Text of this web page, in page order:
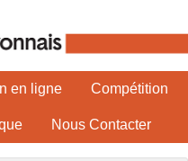
en ligne Compétition
Nous Contacter